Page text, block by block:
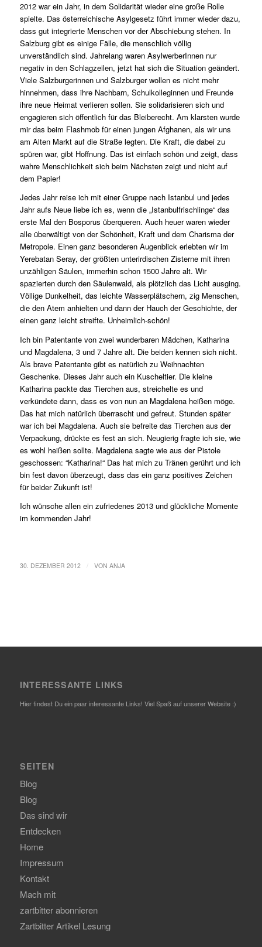
2012 war ein Jahr, in dem Solidarität wieder eine große Rolle
spielte. Das österreichische Asylgesetz führt immer wieder dazu,
dass gut integrierte Menschen vor der Abschiebung stehen. In
Salzburg gibt es einige Fälle, die menschlich völlig
unverständlich sind. Jahrelang waren AsylwerberInnen nur
negativ in den Schlagzeilen, jetzt hat sich die Situation geändert.
Viele Salzburgerinnen und Salzburger wollen es nicht mehr
hinnehmen, dass ihre Nachbarn, Schulkolleginnen und Freunde
ihre neue Heimat verlieren sollen. Sie solidarisieren sich und
engagieren sich öffentlich für das Bleiberecht. Am klarsten wurde
mir das beim Flashmob für einen jungen Afghanen, als wir uns
am Alten Markt auf die Straße legten. Die Kraft, die dabei zu
spüren war, gibt Hoffnung. Das ist einfach schön und zeigt, dass
wahre Menschlichkeit sich beim Nächsten zeigt und nicht auf
dem Papier!
Jedes Jahr reise ich mit einer Gruppe nach Istanbul und jedes
Jahr aufs Neue liebe ich es, wenn die „Istanbulfrischlinge“ das
erste Mal den Bosporus überqueren. Auch heuer waren wieder
alle überwältigt von der Schönheit, Kraft und dem Charisma der
Metropole. Einen ganz besonderen Augenblick erlebten wir im
Yerebatan Seray, der größten unterirdischen Zisterne mit ihren
unzähligen Säulen, immerhin schon 1500 Jahre alt. Wir
spazierten durch den Säulenwald, als plötzlich das Licht ausging.
Völlige Dunkelheit, das leichte Wasserplätschern, zig Menschen,
die den Atem anhielten und dann der Hauch der Geschichte, der
einen ganz leicht streifte. Unheimlich-schön!
Ich bin Patentante von zwei wunderbaren Mädchen, Katharina
und Magdalena, 3 und 7 Jahre alt. Die beiden kennen sich nicht.
Als brave Patentante gibt es natürlich zu Weihnachten
Geschenke. Dieses Jahr auch ein Kuscheltier. Die kleine
Katharina packte das Tierchen aus, streichelte es und
verkündete dann, dass es von nun an Magdalena heißen möge.
Das hat mich natürlich überrascht und gefreut. Stunden später
war ich bei Magdalena. Auch sie befreite das Tierchen aus der
Verpackung, drückte es fest an sich. Neugierig fragte ich sie, wie
es wohl heißen sollte. Magdalena sagte wie aus der Pistole
geschossen: “Katharina!“ Das hat mich zu Tränen gerührt und ich
bin fest davon überzeugt, dass das ein ganz positives Zeichen
für beider Zukunft ist!
Ich wünsche allen ein zufriedenes 2013 und glückliche Momente
im kommenden Jahr!
30. DEZEMBER 2012 VON ANJA
INTERESSANTE LINKS
Hier findest Du ein paar interessante Links! Viel Spaß auf unserer Website :)
SEITEN
Blog
Blog
Das sind wir
Entdecken
Home
Impressum
Kontakt
Mach mit
zartbitter abonnieren
Zartbitter Artikel Lesung